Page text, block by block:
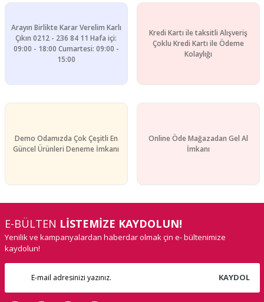
Arayın Birlikte Karar Verelim Karlı
Çıkın 0212 - 236 84 11 Hafa içi:
09:00 - 18:00 Cumartesi: 09:00 -
15:00
Kredi Kartı ile taksitli Alışveriş
Çoklu Kredi Kartı ile Ödeme
Kolaylığı
Demo Odamızda Çok Çeşitli En
Güncel Ürünleri Deneme İmkanı
Online Öde Mağazadan Gel Al
İmkanı
E-BÜLTEN LİSTEMİZE KAYDOLUN!
Yenilik ve kampanyalardan haberdar olmak çin e- bültenimize
kaydolun!
KAYDOL